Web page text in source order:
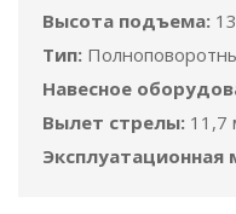
Высота подъема:
Тип:
Навесное
Вылет стрелы: 11,7
Эксплуатационная